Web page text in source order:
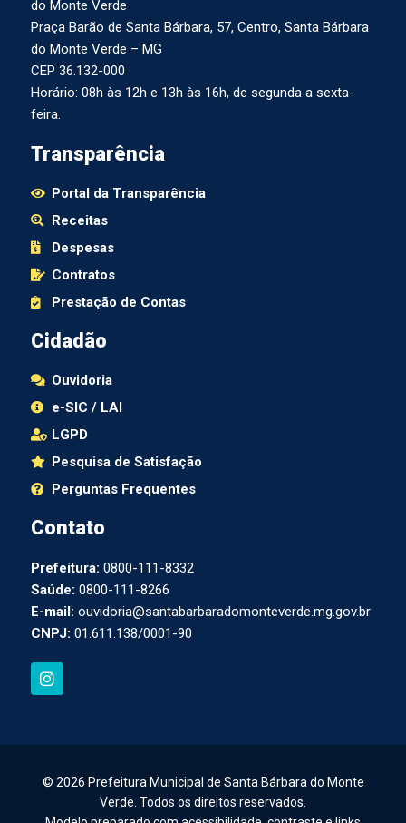
do Monte Verde
Praça Barão de Santa Bárbara, 57, Centro, Santa Bárbara
do Monte Verde – MG
CEP 36.132-000
Horário: 08h às 12h e 13h às 16h, de segunda a sexta-
feira.
Transparência
Portal da Transparência
Receitas
Despesas
Contratos
Prestação de Contas
Cidadão
Ouvidoria
e-SIC / LAI
LGPD
Pesquisa de Satisfação
Perguntas Frequentes
Contato
Prefeitura: 0800-111-8332
Saúde: 0800-111-8266
E-mail: ouvidoria@santabarbaradomonteverde.mg.gov.br
CNPJ: 01.611.138/0001-90
I
n
s
g
a
© 2026 Prefeitura Municipal de Santa Bárbara do Monte
Verde. Todos os direitos reservados.